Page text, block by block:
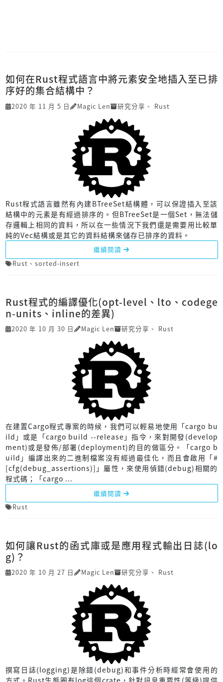
如何在Rust程式語言中將元素安全地插入至已排
序好的集合結構中？
2020 年 11 月 5 日 Magic Len 研究分享 、 Rust
Rust程式語言雖然有內建BTreeSet結構體，可以保證插入至該
結構中的元素是有經過排序的。但BTreeSet是一個Set，無法儲
存邏輯上相同的資料，所以在一些情況下我們還是需要用比較單
純的Vec結構或是其它的資料結構來儲存已排序的資料。
繼續閱讀
Rust 、 sorted-insert
Rust程式的編譯優化(opt-level、lto、codege
n-units、inline的差異)
2020 年 10 月 30 日 Magic Len 研究分享 、 Rust
在建置Cargo程式專案的時候，我們可以輕易地使用「cargo bu
ild」或是「cargo build --release」指令，來對開發(develop
ment)或是發佈/部署(deployment)的目的做區分。「cargo b
uild」編譯出來的二進制檔案沒有經過最佳化，而且會啟用「#
[cfg(debug_assertions)]」屬性，來使用偵錯(debug)相關的
程式碼；「cargo ...
繼續閱讀
Rust
如何讓Rust的函式庫或是應用程式輸出日誌(lo
g)？
2020 年 10 月 27 日 Magic Len 研究分享 、 Rust
撰寫日誌(logging)是除錯(debug)和事件分析時經常會使用的